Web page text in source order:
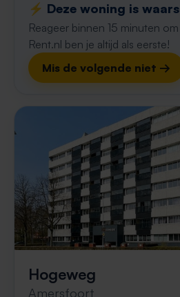
⚡️ Deze woning is
Reageer binnen 15 minuten
Rent.nl ben je altijd als eerste!
Mis de volgende niet →
Hogeweg
Amersfoort